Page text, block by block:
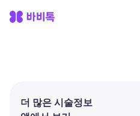
더 많은 시술정보